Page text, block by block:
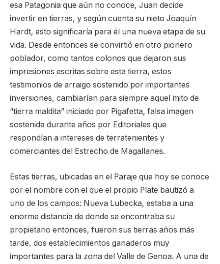
esa Patagonia que aún no conoce, Juan decide
invertir en tierras, y según cuenta su nieto Joaquín
Hardt, esto significaría para él una nueva etapa de su
vida. Desde entonces se convirtió en otro pionero
poblador, como tantos colonos que dejaron sus
impresiones escritas sobre esta tierra, estos
testimonios de arraigo sostenido por importantes
inversiones, cambiarían para siempre aquel mito de
“tierra maldita” iniciado por Pigafetta, falsa imagen
sostenida durante años por Editoriales que
respondían a intereses de terratenientes y
comerciantes del Estrecho de Magallanes.
Estas tierras, ubicadas en el Paraje que hoy se conoce
por el nombre con el que el propio Plate bautizó a
uno de los campos: Nueva Lubecka, estaba a una
enorme distancia de donde se encontraba su
propietario entonces, fueron sus tierras años más
tarde, dos establecimientos ganaderos muy
importantes para la zona del Valle de Genoa. A una de